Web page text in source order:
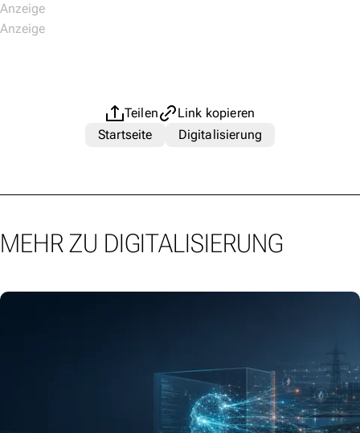
Teilen
Link kopieren
Startseite
Digitalisierung
MEHR ZU DIGITALISIERUNG